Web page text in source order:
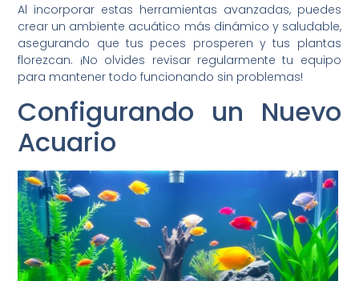
Al incorporar estas herramientas avanzadas, puedes
crear un ambiente acuático más dinámico y saludable,
asegurando que tus peces prosperen y tus plantas
florezcan. ¡No olvides revisar regularmente tu equipo
para mantener todo funcionando sin problemas!
Configurando un Nuevo
Acuario